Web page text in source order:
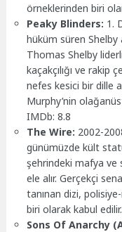
örneklerinden biri
Peaky Blinders: 1.
hüküm süren
Thomas Shelby
kaçakçılığı ve rakip
nefes kesici bir dille
Murphy’nin
IMDb: 8.8
The Wire: 2002-
günümüzde kült
şehrindeki mafya ve
ele alır. Gerçekçi
tanınan dizi,
biri olarak kabul
Sons Of Anarchy